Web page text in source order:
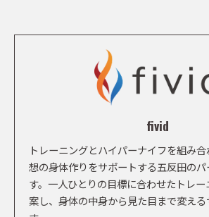
fivid
トレーニングとハイパーナイフを組み
想の身体作りをサポートする五反田の
す。一人ひとりの目標に合わせたトレ
案し、身体の中身から見た目まで変え